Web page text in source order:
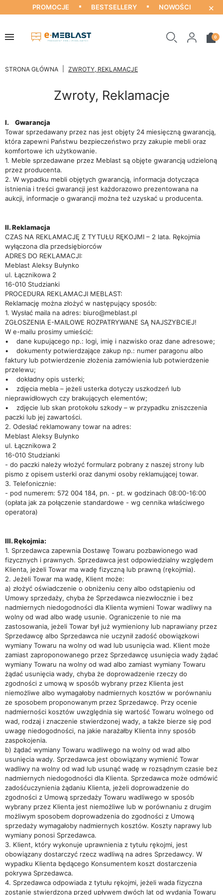
PROMOCJE BESTSELLERY NOWOŚCI ×
0
STRONA GŁÓWNA ZWROTY, REKLAMACJE
Zwroty, Reklamacje
I. Gwarancja
Towar sprzedawany przez nas jest objęty 24 miesięczną gwarancją,
która zapewni Państwu bezpieczeństwo przy zakupie mebli oraz
komfortowe ich użytkowanie.
1. Meble sprzedawane przez Meblast są objęte gwarancją udzieloną
przez producenta.
2. W wypadku mebli objętych gwarancją, informacja dotycząca
istnienia i treści gwarancji jest każdorazowo prezentowana na
aukcji, informacje o gwarancji można też uzyskać u producenta.
II. Reklamacja
CZAS NA REKLAMACJĘ Z TYTUŁU RĘKOJMI – 2 lata. Rękojmia
wyłączona dla przedsiębiorców
ADRES DO REKLAMACJI:
Meblast Aleksy Bułynko
ul. Łącznikowa 2
16-010 Studzianki
PROCEDURA REKLAMACJI MEBLAST:
Reklamację można złożyć w następujący sposób:
1. Wysłać maila na adres: biuro@meblast.pl
ZGŁOSZENIA E-MAILOWE ROZPATRYWANE SĄ NAJSZYBCIEJ!
W e-mailu prosimy umieścić:
• dane kupującego np.: logi, imię i nazwisko oraz dane adresowe;
• dokumenty potwierdzające zakup np.: numer paragonu albo
faktury lub potwierdzenie złożenia zamówienia lub potwierdzenie
przelewu;
• dokładny opis usterki;
• zdjęcia mebla – jeżeli usterka dotyczy uszkodzeń lub
nieprawidłowych czy brakujących elementów;
• zdjęcie lub skan protokołu szkody – w przypadku zniszczenia
paczki lub jej zawartości.
2. Odesłać reklamowany towar na adres:
Meblast Aleksy Bułynko
ul. Łącznikowa 2
16-010 Studzianki
- do paczki należy włożyć formularz pobrany z naszej strony lub
pismo z opisem usterki oraz danymi osoby reklamującej towar.
3. Telefonicznie:
- pod numerem: 572 004 184, pn. - pt. w godzinach 08:00-16:00
(opłata jak za połączenie standardowe - wg cennika właściwego
operatora)
III. Rękojmia:
1. Sprzedawca zapewnia Dostawę Towaru pozbawionego wad
fizycznych i prawnych. Sprzedawca jest odpowiedzialny względem
Klienta, jeżeli Towar ma wadę fizyczną lub prawną (rękojmia).
2. Jeżeli Towar ma wadę, Klient może:
a) złożyć oświadczenie o obniżeniu ceny albo odstąpieniu od
Umowy sprzedaży, chyba że Sprzedawca niezwłocznie i bez
nadmiernych niedogodności dla Klienta wymieni Towar wadliwy na
wolny od wad albo wadę usunie. Ograniczenie to nie ma
zastosowania, jeżeli Towar był już wymieniony lub naprawiany przez
Sprzedawcę albo Sprzedawca nie uczynił zadość obowiązkowi
wymiany Towaru na wolny od wad lub usunięcia wad. Klient może
zamiast zaproponowanego przez Sprzedawcę usunięcia wady żądać
wymiany Towaru na wolny od wad albo zamiast wymiany Towaru
żądać usunięcia wady, chyba że doprowadzenie rzeczy do
zgodności z umową w sposób wybrany przez Klienta jest
niemożliwe albo wymagałoby nadmiernych kosztów w porównaniu
ze sposobem proponowanym przez Sprzedawcę. Przy ocenie
nadmierności kosztów uwzględnia się wartość Towaru wolnego od
wad, rodzaj i znaczenie stwierdzonej wady, a także bierze się pod
uwagę niedogodności, na jakie narażałby Klienta inny sposób
zaspokojenia.
b) żądać wymiany Towaru wadliwego na wolny od wad albo
usunięcia wady. Sprzedawca jest obowiązany wymienić Towar
wadliwy na wolny od wad lub usunąć wadę w rozsądnym czasie bez
nadmiernych niedogodności dla Klienta. Sprzedawca może odmówić
zadośćuczynienia żądaniu Klienta, jeżeli doprowadzenie do
zgodności z Umową sprzedaży Towaru wadliwego w sposób
wybrany przez Klienta jest niemożliwe lub w porównaniu z drugim
możliwym sposobem doprowadzenia do zgodności z Umową
sprzedaży wymagałoby nadmiernych kosztów. Koszty naprawy lub
wymiany ponosi Sprzedawca.
3. Klient, który wykonuje uprawnienia z tytułu rękojmi, jest
obowiązany dostarczyć rzecz wadliwą na adres Sprzedawcy. W
wypadku Klienta będącego Konsumentem koszt dostarczenia
pokrywa Sprzedawca.
4. Sprzedawca odpowiada z tytułu rękojmi, jeżeli wada fizyczna
zostanie stwierdzona przed upływem dwóch lat od wydania Towaru